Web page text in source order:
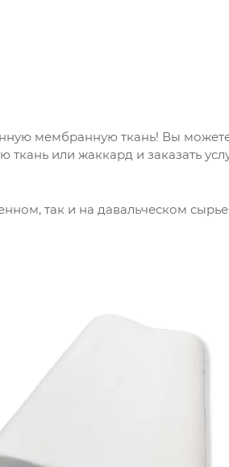
мембранную ткань! Вы
или жаккард и заказать
так и на давальческом сырье